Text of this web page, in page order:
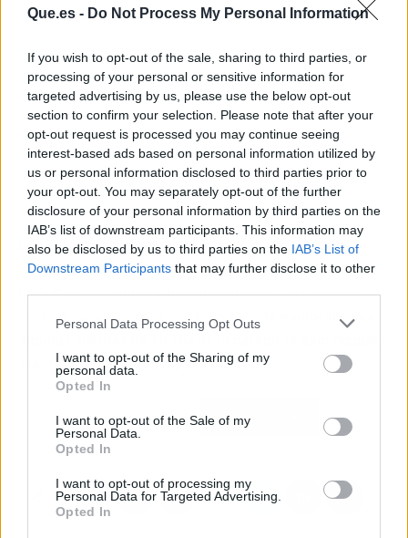
Que.es - Do Not Process My Personal Information
If you wish to opt-out of the sale, sharing to third parties, or
processing of your personal or sensitive information for
targeted advertising by us, please use the below opt-out
section to confirm your selection. Please note that after your
opt-out request is processed you may continue seeing
interest-based ads based on personal information utilized by
us or personal information disclosed to third parties prior to
your opt-out. You may separately opt-out of the further
disclosure of your personal information by third parties on the
IAB’s list of downstream participants. This information may
also be disclosed by us to third parties on the IAB’s List of
Downstream Participants that may further disclose it to other
Personal Data Processing Opt Outs
I want to opt-out of the Sharing of my
personal data.
Opted In
I want to opt-out of the Sale of my
Personal Data.
Opted In
I want to opt-out of processing my
Personal Data for Targeted Advertising.
Opted In
La intención de la plataforma con esto sería el poder
compartir con los usuarios deTikToklas cuentas que
muestran contenido sobre videojuegos, los cuales si
eres un gamer, amarás ver. Para esto,
te nombraremos
si amas los videojuegos, debes seguir.
Atrás Siguiente